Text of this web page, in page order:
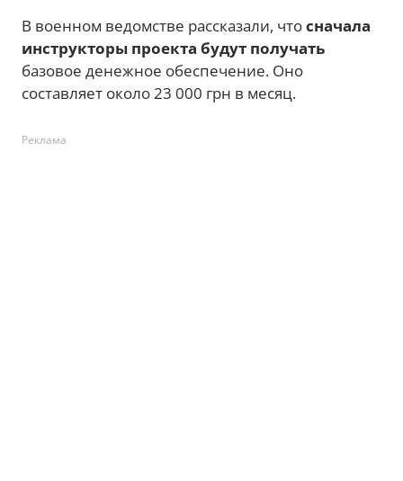
В военном ведомстве рассказали, чтосначала
инструкторы проекта будут получать
базовое денежное обеспечение. Оно
составляет около 23 000 грн в месяц.
Реклама